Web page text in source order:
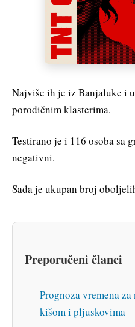
Najviše ih je iz Banjaluke i
porodičnim klasterima.
Testirano je i 116 osoba sa
negativni.
Sada je ukupan broj
Preporučeni članci
Prognoza vremena
kišom i pljuskovima